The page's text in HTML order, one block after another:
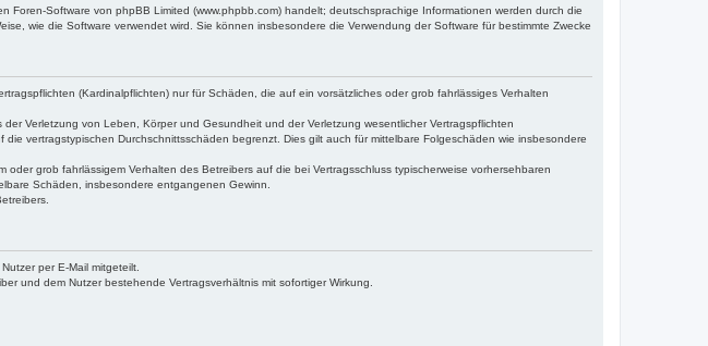
Foren-Software von phpBB Limited (www.phpbb.com) handelt; deutschsprachige Informationen werden durch die
wie die Software verwendet wird. Sie können insbesondere die Verwendung der Software für bestimmte Zwecke
(Kardinalpflichten) nur für Schäden, die auf ein vorsätzliches oder grob fahrlässiges Verhalten
Verletzung von Leben, Körper und Gesundheit und der Verletzung wesentlicher Vertragspflichten
vertragstypischen Durchschnittsschäden begrenzt. Dies gilt auch für mittelbare Folgeschäden wie insbesondere
grob fahrlässigem Verhalten des Betreibers auf die bei Vertragsschluss typischerweise vorhersehbaren
Schäden, insbesondere entgangenen Gewinn.
per E-Mail mitgeteilt.
und dem Nutzer bestehende Vertragsverhältnis mit sofortiger Wirkung.